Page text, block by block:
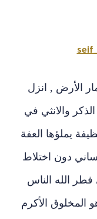
الأرض , انزل
والانثي في
يملؤها العفة
دون اختلاط
فطر الله الناس
المخلوق الأكرم